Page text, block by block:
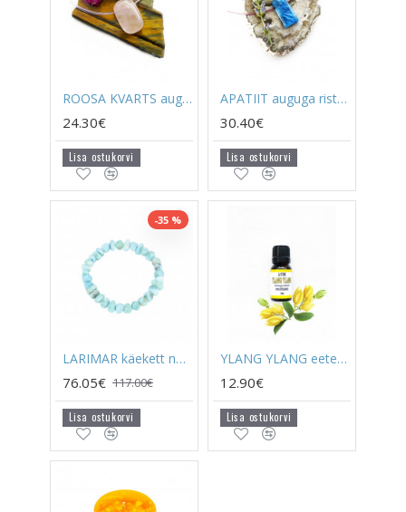
ROOSA KVARTS auguga kandiline
24.30€
Lisa ostukorvi
APATIIT auguga ristkülik
30.40€
Lisa ostukorvi
-35 %
LARIMAR käekett nugget väike
76.05€ 117.00€
Lisa ostukorvi
YLANG YLANG eeterlik õli
12.90€
Lisa ostukorvi